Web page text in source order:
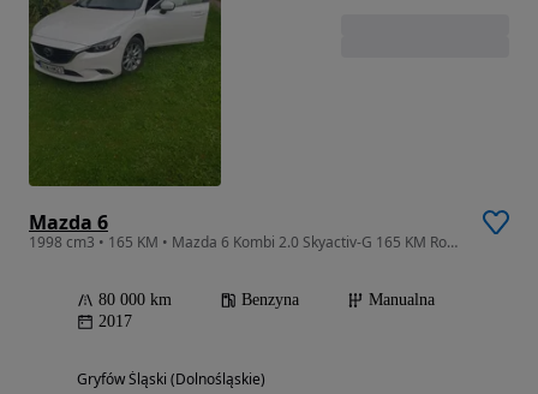
Mazda 6
1998 cm3 • 165 KM • Mazda 6 Kombi 2.0 Skyactiv-G 165 KM Rok 2017 Pierwszy właściciel
80 000 km Benzyna
Manualna
2017
Gryfów Śląski (Dolnośląskie)